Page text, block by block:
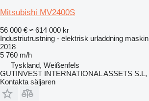
Mitsubishi MV2400S
56 000 € ≈ 614 000 kr
Industriutrustning - elektrisk urladdning maskin
2018
5 760 m/h
Tyskland, Weißenfels
GUTINVEST INTERNATIONAL ASSETS S.L,
Kontakta säljaren